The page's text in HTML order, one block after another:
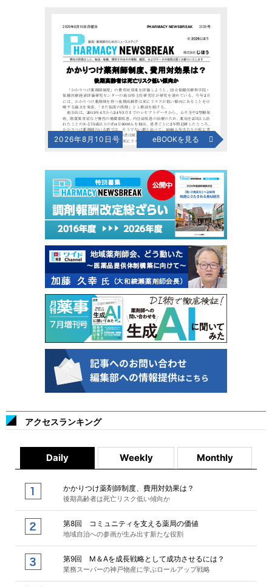
2026年8月10日号 eBOOKを見る
アクセスランキング
Daily Weekly Monthly
かかりつけ薬剤師制度、費用対効果は？
後期高齢者は死亡リスク低い傾向か
第8回 コミュニティを支える薬局の価値
地域自治への参画が生み出す新たな役割
第9回 M＆Aを成長戦略として成功させるには？
業務スーパーの神戸物産に学ぶロールアップ戦略